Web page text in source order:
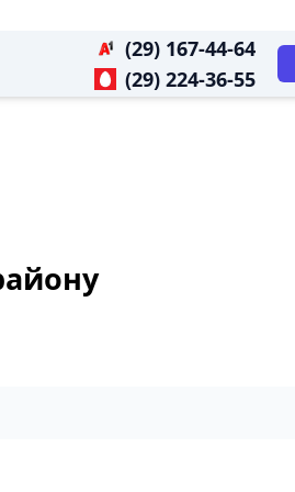
(29) 167-44-64
(29) 224-36-55